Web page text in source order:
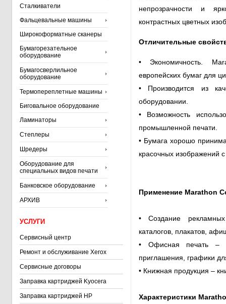
Сталкиватели
Фальцевальные машины
Широкоформатные сканеры
Бумагорезательное
оборудование
Бумагосверлильное
оборудование
Термопереплетные машины
Биговальное оборудование
Ламинаторы
Степлеры
Шредеры
Оборудование для
специальных видов печати
Банковское оборудование
АРХИВ
УСЛУГИ
Сервисный центр
Ремонт и обслуживание Xerox
Сервисные договоры
Заправка картриджей Kyocera
Заправка картриджей HP
непрозрачности и
контрастных цветных
Отличительные
• Экономичность.
европейских бумаг для
• Производится из
оборудовании.
• Возможность
промышленной печати.
• Бумага хорошо
красочных изображений
Применение Marathon
• Создание
каталогов, плакатов,
• Офисная печать –
приглашения, графики
• Книжная продукция –
Характеристики